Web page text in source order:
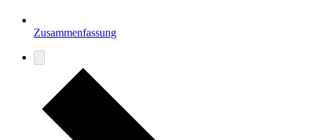
Zusammenfassung